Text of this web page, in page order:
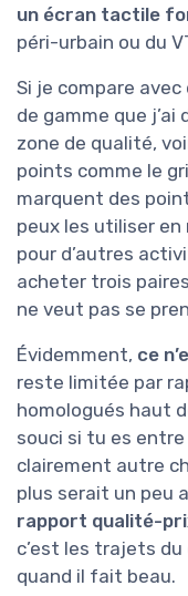
un écran tactile
péri-urbain ou du
Si je compare
de gamme que j’ai
zone de qualité,
points comme le
marquent des
peux les utiliser en
pour d’autres
acheter trois
ne veut pas se
Évidemment, ce
reste limitée par
homologués haut
souci si tu es entre
clairement autre
plus serait un peu
rapport qualité-
c’est les trajets
quand il fait beau.